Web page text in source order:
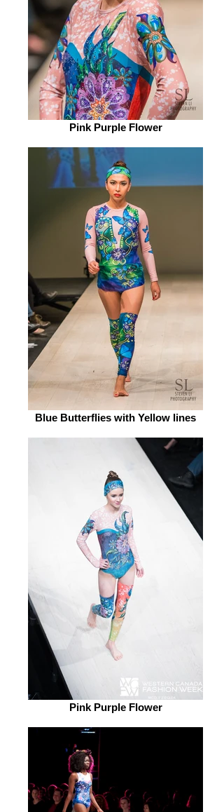
Pink Purple Flower
Blue Butterflies with Yellow lines
Pink Purple Flower